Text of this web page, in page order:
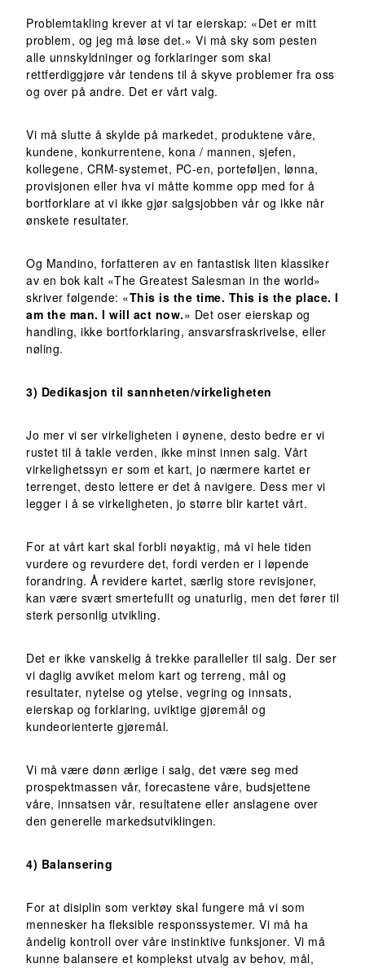
Problemtakling krever at vi tar eierskap: «Det er mitt
problem, og jeg må løse det.» Vi må sky som pesten
alle unnskyldninger og forklaringer som skal
rettferdiggjøre vår tendens til å skyve problemer fra oss
og over på andre. Det er vårt valg.
Vi må slutte å skylde på markedet, produktene våre,
kundene, konkurrentene, kona / mannen, sjefen,
kollegene, CRM-systemet, PC-en, porteføljen, lønna,
provisjonen eller hva vi måtte komme opp med for å
bortforklare at vi ikke gjør salgsjobben vår og ikke når
ønskete resultater.
Og Mandino, forfatteren av en fantastisk liten klassiker
av en bok kalt «The Greatest Salesman in the world»
skriver følgende: «This is the time. This is the place. I
am the man. I will act now.» Det oser eierskap og
handling, ikke bortforklaring, ansvarsfraskrivelse, eller
nøling.
3) Dedikasjon til sannheten/virkeligheten
Jo mer vi ser virkeligheten i øynene, desto bedre er vi
rustet til å takle verden, ikke minst innen salg. Vårt
virkelighetssyn er som et kart, jo nærmere kartet er
terrenget, desto lettere er det å navigere. Dess mer vi
legger i å se virkeligheten, jo større blir kartet vårt.
For at vårt kart skal forbli nøyaktig, må vi hele tiden
vurdere og revurdere det, fordi verden er i løpende
forandring. Å revidere kartet, særlig store revisjoner,
kan være svært smertefullt og unaturlig, men det fører til
sterk personlig utvikling.
Det er ikke vanskelig å trekke paralleller til salg. Der ser
vi daglig avviket melom kart og terreng, mål og
resultater, nytelse og ytelse, vegring og innsats,
eierskap og forklaring, uviktige gjøremål og
kundeorienterte gjøremål.
Vi må være dønn ærlige i salg, det være seg med
prospektmassen vår, forecastene våre, budsjettene
våre, innsatsen vår, resultatene eller anslagene over
den generelle markedsutviklingen.
4) Balansering
For at disiplin som verktøy skal fungere må vi som
mennesker ha fleksible responssystemer. Vi må ha
åndelig kontroll over våre instinktive funksjoner. Vi må
kunne balansere et komplekst utvalg av behov, mål,